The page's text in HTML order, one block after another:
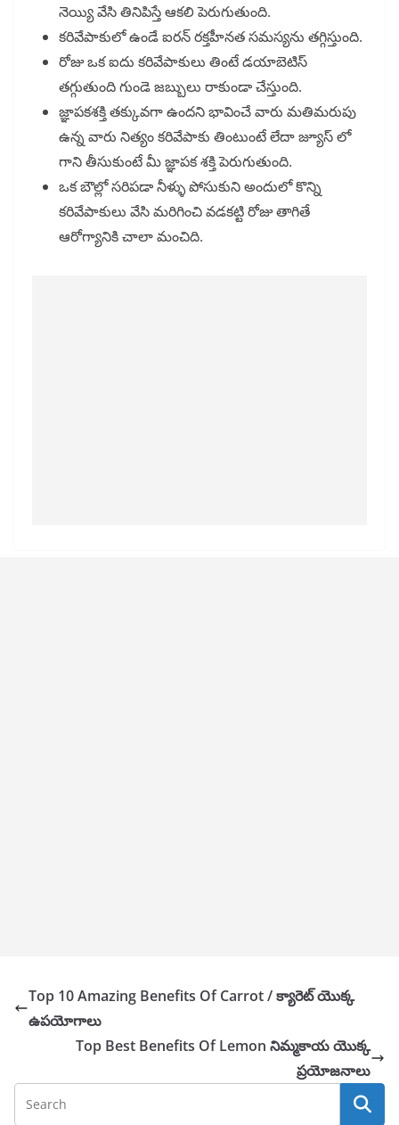
నెయ్యి వేసి తినిపిస్తే ఆకలి పెరుగుతుంది.
కరివేపాకులో ఉండే ఐరన్ రక్తహీనత సమస్యను తగ్గిస్తుంది.
రోజు ఒక ఐదు కరివేపాకులు తింటే డయాబెటిస్
తగ్గుతుంది గుండె జబ్బులు రాకుండా చేస్తుంది.
జ్ఞాపకశక్తి తక్కువగా ఉందని భావించే వారు మతిమరుపు
ఉన్న వారు నిత్యం కరివేపాకు తింటుంటే లేదా జ్యూస్ లో
గాని తీసుకుంటే మీ జ్ఞాపక శక్తి పెరుగుతుంది.
ఒక బౌల్లో సరిపడా నీళ్ళు పోసుకుని అందులో కొన్ని
కరివేపాకులు వేసి మరిగించి వడకట్టి రోజు తాగితే
ఆరోగ్యానికి చాలా మంచిది.
Top 10 Amazing Benefits Of Carrot / క్యారెట్ యొక్క
ఉపయోగాలు
Top Best Benefits Of Lemon నిమ్మకాయ యొక్క
ప్రయోజనాలు